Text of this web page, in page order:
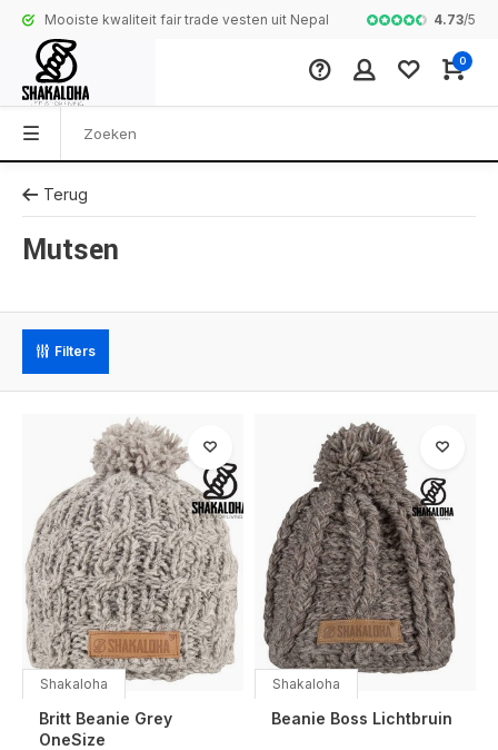
Mooiste kwaliteit fair trade vesten uit Nepal Complete
4.73/5
0
Terug
Mutsen
Filters
Shakaloha
Britt Beanie Grey
OneSize
Shakaloha
Beanie Boss Lichtbruin